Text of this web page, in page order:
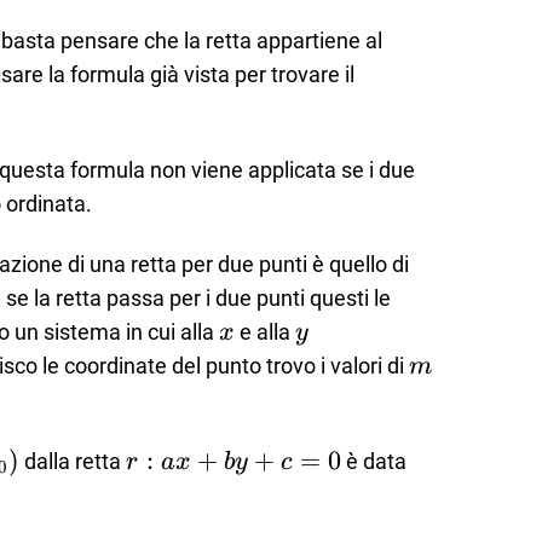
pensare che la retta appartiene al
la formula già vista per trovare il
formula non viene applicata se i due
ordinata.
di una retta per due punti è quello di
la retta passa per i due punti questi le
un sistema in cui alla x
x e alla y
y
le coordinate del punto trovo i valori di m
m
) dalla rettar:
r : ax + by + c = 0è data